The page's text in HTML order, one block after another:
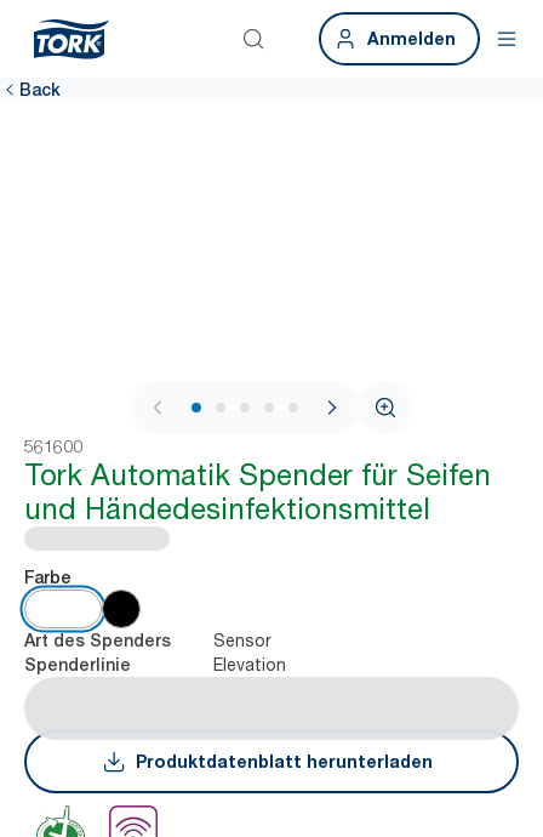
Anmelden
Back
1 / 7
561600
Tork Automatik Spender für Seifen
und Händedesinfektionsmittel
Farbe
Art des Spenders Sensor
Spenderlinie Elevation
Produktdatenblatt herunterladen